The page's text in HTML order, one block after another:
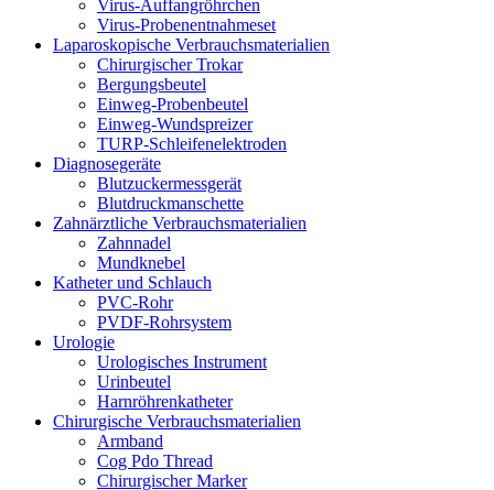
Virus-Auffangröhrchen
Virus-Probenentnahmeset
Laparoskopische Verbrauchsmaterialien
Chirurgischer Trokar
Bergungsbeutel
Einweg-Probenbeutel
Einweg-Wundspreizer
TURP-Schleifenelektroden
Diagnosegeräte
Blutzuckermessgerät
Blutdruckmanschette
Zahnärztliche Verbrauchsmaterialien
Zahnnadel
Mundknebel
Katheter und Schlauch
PVC-Rohr
PVDF-Rohrsystem
Urologie
Urologisches Instrument
Urinbeutel
Harnröhrenkatheter
Chirurgische Verbrauchsmaterialien
Armband
Cog Pdo Thread
Chirurgischer Marker